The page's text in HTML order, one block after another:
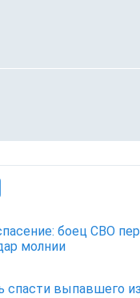
боец СВО
молнии
спасти выпавшего